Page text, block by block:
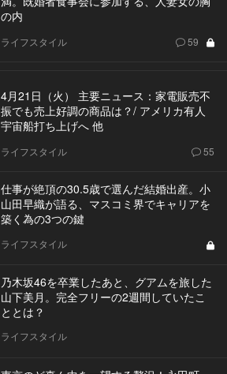
の内
ライフスタイル 59
4月21日（火） 主要ニュース：家電販売不
振でも売上好調の商品は？/ アメリカ有人
宇宙船打ち上げへ 他
ライフスタイル 55
仕事が絶頂の30.5歳で選んだ結婚出産。小
山田早織が語る、マスコミ界でキャリアを
築く為の3つの鍵
ライフスタイル
乃木坂46を卒業したあと、グアムを旅した
山下美月。完全フリーの2週間していたこ
ととは？
ライフスタイル